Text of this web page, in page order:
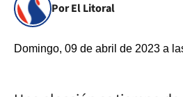
Por El Litoral
Domingo, 09 de abril de 2023 a